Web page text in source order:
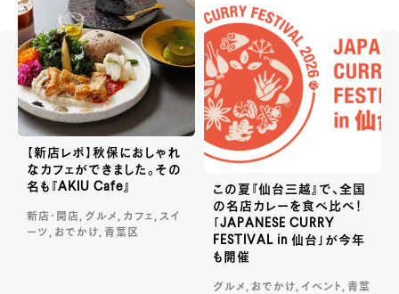
【新店レポ】秋保におしゃれ
なカフェができました。その
名も『AKIU Cafe』
新店・開店, グルメ, カフェ, スイ
ーツ, おでかけ, 青葉区
この夏『仙台三越』で、全国
の名店カレーを食べ比べ！
「JAPANESE CURRY
FESTIVAL in 仙台」が今年
も開催
グルメ, おでかけ, イベント, 青葉